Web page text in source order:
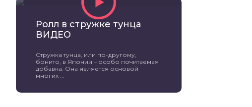
Ролл в стружке тунца
ВИДЕО
Стружка тунца, или по-другому,
бонито, в Японии – особо почитаемая
добавка. Она является основой
многих ...